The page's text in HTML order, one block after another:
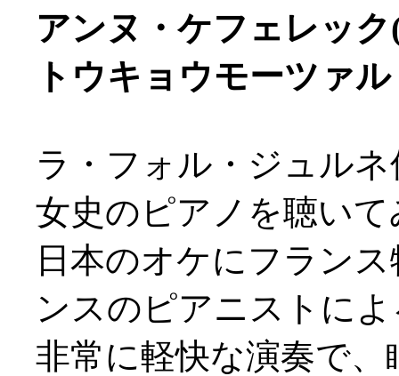
アンヌ・ケフェレック
トウキョウモーツァ
ラ・フォル・ジュル
女史のピアノを聴い
日本のオケにフラン
ンスのピアニストに
非常に軽快な演奏で